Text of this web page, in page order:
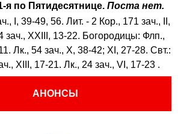
я по Пятидесятнице. Поста нет.
I, 39-49, 56. Лит. - 2 Кор., 171 зач., II,
зач., XXIII, 13-22. Богородицы: Флп.,
Лк., 54 зач., X, 38-42; XI, 27-28. Свт.:
XIII, 17-21. Лк., 24 зач., VI, 17-23 .
АНОНСЫ